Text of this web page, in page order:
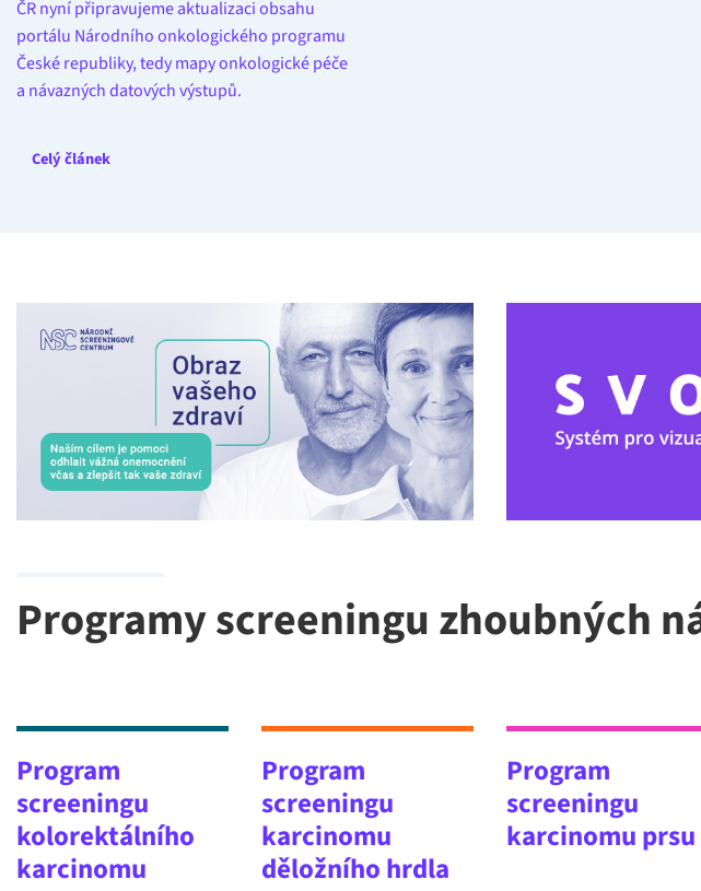
ČR nyní připravujeme aktualizaci obsahu
portálu Národního onkologického programu
České republiky, tedy mapy onkologické péče
a návazných datových výstupů.
Celý článek
Programy screeningu zhoubných
Program
screeningu
kolorektálního
karcinomu
Program
screeningu
karcinomu
děložního hrdla
Program
screeningu
karcinomu prsu